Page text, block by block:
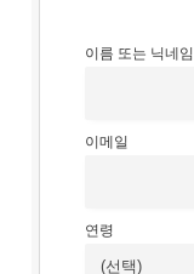
이름 또는 닉네임
이메일
연령